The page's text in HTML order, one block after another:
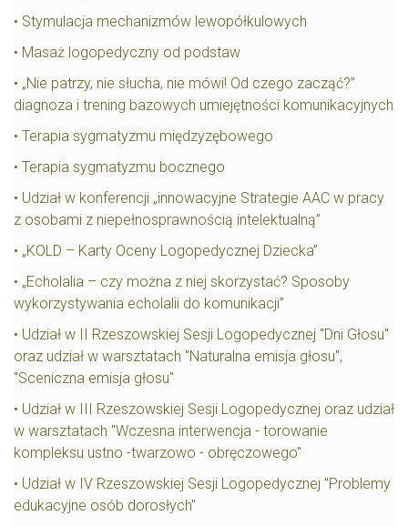
• Stymulacja mechanizmów lewopółkulowych
• Masaż logopedyczny od podstaw
• „Nie patrzy, nie słucha, nie mówi! Od czego zacząć?”
diagnoza i trening bazowych umiejętności komunikacyjnych
• Terapia sygmatyzmu międzyzębowego
• Terapia sygmatyzmu bocznego
• Udział w konferencji „innowacyjne Strategie AAC w pracy
z osobami z niepełnosprawnością intelektualną”
• „KOLD – Karty Oceny Logopedycznej Dziecka”
• „Echolalia – czy można z niej skorzystać? Sposoby
wykorzystywania echolalii do komunikacji”
• Udział w II Rzeszowskiej Sesji Logopedycznej "Dni Głosu"
oraz udział w warsztatach "Naturalna emisja głosu",
"Sceniczna emisja głosu"
• Udział w III Rzeszowskiej Sesji Logopedycznej oraz udział
w warsztatach "Wczesna interwencja - torowanie
kompleksu ustno -twarzowo - obręczowego"
• Udział w IV Rzeszowskiej Sesji Logopedycznej "Problemy
edukacyjne osób dorosłych"